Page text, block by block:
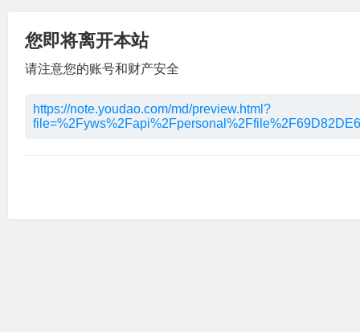
您即将离开本站
请注意您的账号和财产安全
https://note.youdao.com/md/preview.html?